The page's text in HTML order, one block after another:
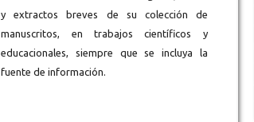
y extractos breves de su colección de
manuscritos, en trabajos científicos y
educacionales, siempre que se incluya la
fuente de información.